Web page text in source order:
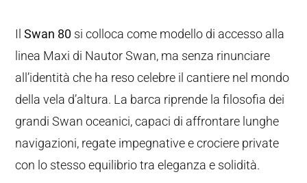
IlSwan 80 si colloca come modello di accesso alla
linea Maxi di Nautor Swan, ma senza rinunciare
all’identità che ha reso celebre il cantiere nel mondo
della vela d’altura. La barca riprende la filosofia dei
grandi Swan oceanici, capaci di affrontare lunghe
navigazioni, regate impegnative e crociere private
con lo stesso equilibrio tra eleganza e solidità.